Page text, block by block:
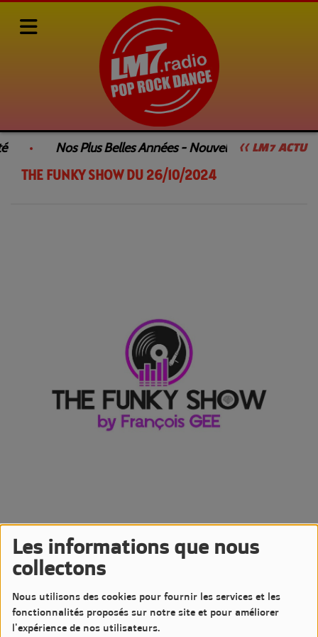
Les informations que nous
collectons
Nous utilisons des cookies pour fournir les services et les
fonctionnalités proposés sur notre site et pour améliorer
l'expérience de nos utilisateurs.
<< LM7 ACTU
Nos Plus Belles Années - Nouvelle Émission
Rediffusions de nos émissions SAMEDI DANCEFLOOR by François GEE
THE FUNKY SHOW DU 26/10/2024
26 OCTOBRE 2024 - 2373 VUES
Écouter le podcast
Podcast de l'émission The Funky Show by François GEE
Diffusée le Samedi 26 Octobre 2024 à 20h sur LM7 Radio